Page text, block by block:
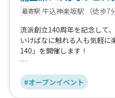
最寄駅 牛込神楽坂駅
（徒歩7
流派創立140周年を記念して
いけばなに触れる人も気軽に
140」を開催します！
ガレージセールやワークショ
めずらしいドライ植物や、個
#オープンイベント